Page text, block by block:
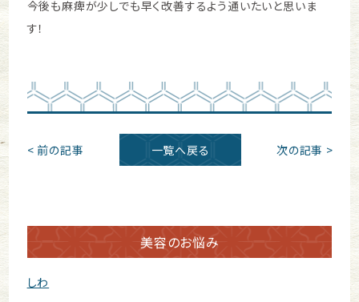
今後も麻痺が少しでも早く改善するよう通いたいと思いま
す！
< 前の記事 一覧へ戻る 次の記事 >
美容のお悩み
しわ